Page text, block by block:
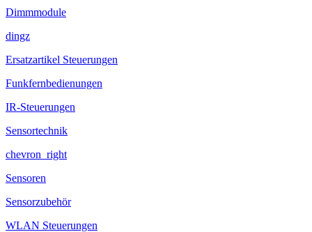
Dimmmodule
dingz
Ersatzartikel Steuerungen
Funkfernbedienungen
IR-Steuerungen
Sensortechnik
chevron_right
Sensoren
Sensorzubehör
WLAN Steuerungen